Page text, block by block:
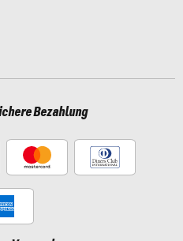
Bezahlung